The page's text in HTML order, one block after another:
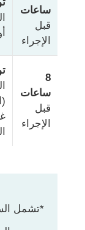
ساعات
قبل
الإجراء
8
ساعات
قبل
الإجراء
*تشمل